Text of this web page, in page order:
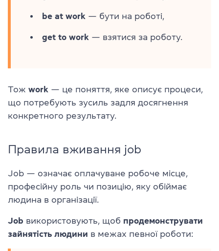
be at work — бути на роботі,
get to work — взятися за роботу.
Тож work — це поняття, яке описує процеси,
що потребують зусиль задля досягнення
конкретного результату.
Правила вживання job
Job — означає оплачуване робоче місце,
професійну роль чи позицію, яку обіймає
людина в організації.
Job використовують, щоб продемонструвати
зайнятість людини в межах певної роботи: